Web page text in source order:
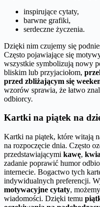
inspirujące cytaty,
barwne grafiki,
serdeczne życzenia.
Dzięki nim czujemy się
Często pojawiające się
wszystkie symbolizują nowy
bliskim lub przyjaciołom,
przed zbliżającym się
wzorów sprawia, że łatwo
odbiorcy.
Kartki na piątek na
Kartki na piątek, które witają
na rozpoczęcie dnia. Często
przedstawiającymi kawę,
zadanie poprawić humor
internecie. Bogactwo tych
indywidualnych preferencji.
motywacyjne cytaty,
wiadomości. Dzięki temu